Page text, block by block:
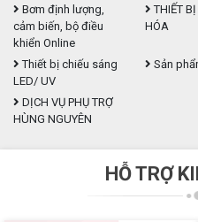
Bơm định lượng,
cảm biến, bộ điều
khiển Online
THIẾT
HÓA
Thiết bị chiếu sáng
LED/ UV
Sản
DỊCH VỤ PHỤ TRỢ
HÙNG NGUYÊN
HỖ TRỢ